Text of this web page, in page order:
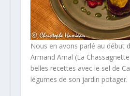
Nous en avons parlé au début
Armand Arnal (La
belles recettes avec le sel de
légumes de son jardin potager.